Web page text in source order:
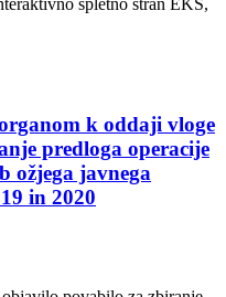
spletno stran EKS,
k oddaji vloge
predloga operacije
ožjega javnega
in 2020